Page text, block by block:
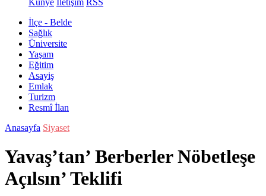
Künye İletişim RSS
İlçe - Belde
Sağlık
Üniversite
Yaşam
Eğitim
Asayiş
Emlak
Turizm
Resmî İlan
Anasayfa Siyaset
Yavaş’tan’ Berberler Nöbetleşe
Açılsın’ Teklifi